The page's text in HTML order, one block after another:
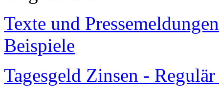
Texte und
Beispiele
Tagesgeld Zinsen -